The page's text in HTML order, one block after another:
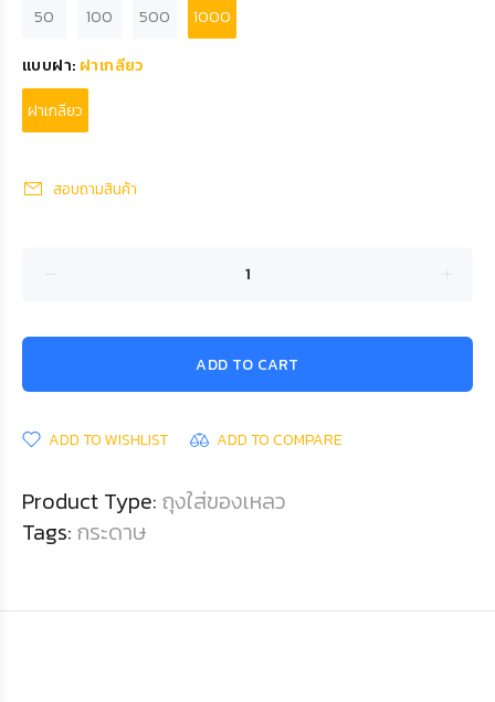
50
100 500 1000
แบบฝา: ฝาเกลียว
ฝาเกลียว
สอบถามสินค้า
ADD TO CART
ADD TO WISHLIST ADD TO COMPARE
Product Type: ถุงใส่ของเหลว
Tags: กระดาษ